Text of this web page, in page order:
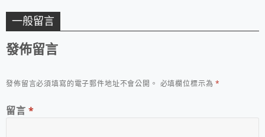
一般留言
發佈留言
發佈留言必須填寫的電子郵件地址不會公開。 必填欄位標示為*
留言 *